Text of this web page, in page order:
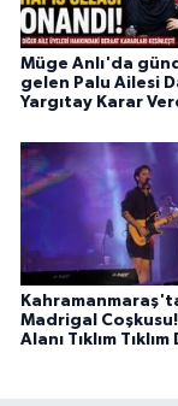
Müge Anlı'da
gelen Palu Ailesi
Yargıtay Karar
Madrigal
Alanı Tıklım